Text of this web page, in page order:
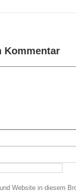
Kommentar
Website in diesem